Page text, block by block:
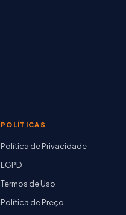
POLÍTICAS
Política de Privacidade
LGPD
Termos de Uso
Política de Preço